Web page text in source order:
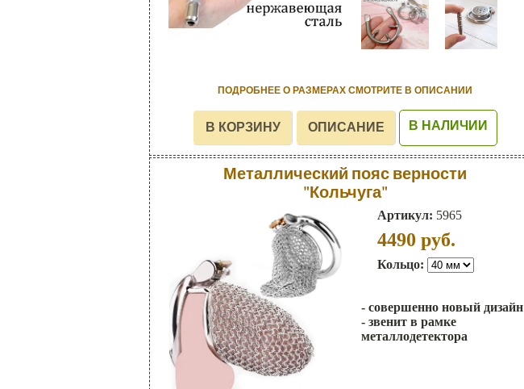
ПОДРОБНЕЕ О РАЗМЕРАХ СМОТРИТЕ В ОПИСАНИИ
В НАЛИЧИИ
Металлический пояс верности
"Кольчуга"
Артикул: 5965
4490 руб.
Кольцо:
- совершенно новый дизайн
- звенит в рамке
металлодетектора